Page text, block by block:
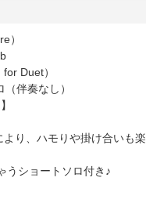
）
Duet）
伴奏なし）
り、ハモりや掛け合いも楽
うショートソロ付き♪